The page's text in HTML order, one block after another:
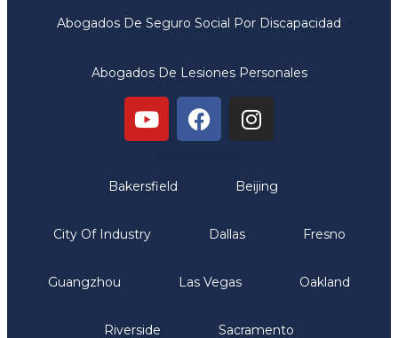
Abogados De Seguro Social Por Discapacidad
Abogados De Lesiones Personales
Bakersfield Beijing
City Of Industry Dallas Fresno
Guangzhou Las Vegas Oakland
Riverside Sacramento